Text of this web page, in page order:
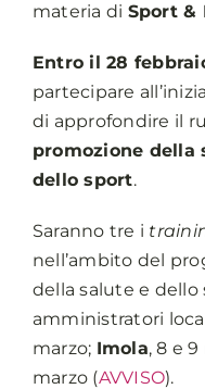
materia di Sport &
Entro il 28
partecipare
di approfondire il
promozione della
dello sport.
Saranno tre i
nell’ambito del
della salute e dello
amministratori
marzo; Imola, 8 e
marzo (AVVISO).